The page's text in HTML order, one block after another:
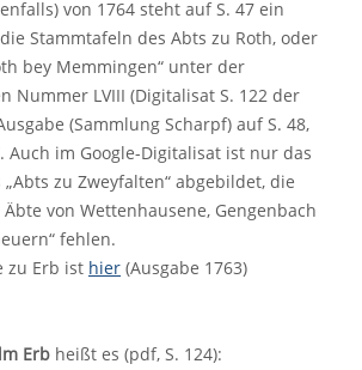
von 1764 steht auf S. 47 ein
Stammtafeln des Abts zu Roth, oder
bey Memmingen“ unter der
Nummer LVIII (Digitalisat S. 122 der
(Sammlung Scharpf) auf S. 48,
Auch im Google-Digitalisat ist nur das
zu Zweyfalten“ abgebildet, die
von Wettenhausene, Gengenbach
fehlen.
zu Erb ist hier (Ausgabe 1763)
Erb heißt es (pdf, S. 124):